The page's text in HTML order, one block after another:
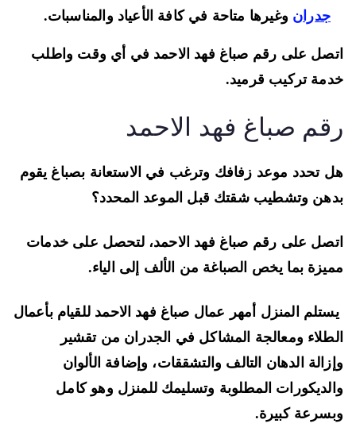
جدرانوغيرها متاحة في كافة الأعياد والمناسبات.
على رقم صباغ فهد الاحمد في أي وقت واطلب
تركيب قرميد.
صباغ فهد الاحمد
تحدد موعد زفافك وترغب في الاستعانة بصباغ يقوم
وتشطيب شقتك قبل الموعد المحدد؟
على رقم صباغ فهد الاحمد، لتحصل على خدمات
بما يخص الصباغة من الألف إلى الياء.
المنزل أمهر عمال صباغ فهد الاحمد للقيام بأعمال
ومعالجة المشاكل في الجدران من تقشير
الدهان التالف والتشققات، وإضافة الألوان
المطلوبة وتسليمك للمنزل وهو كامل
كبيرة.